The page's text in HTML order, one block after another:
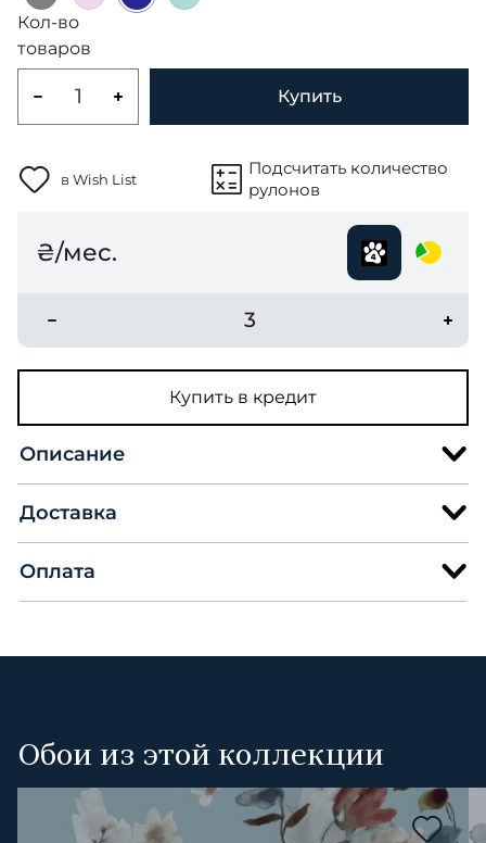
Кол-во
товаров
Купить
в Wish List
Подсчитать количество
рулонов
₴/мес.
3
Купить в кредит
Описание
Доставка
Оплата
Обои из этой коллекции